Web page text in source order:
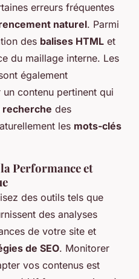
erreurs fréquentes
naturel. Parmi
des balises HTML et
du maillage interne. Les
également
contenu pertinent qui
recherche des
les mots-clés
Performance et
des outils tels que
des analyses
de votre site et
de SEO. Monitorer
vos contenus est